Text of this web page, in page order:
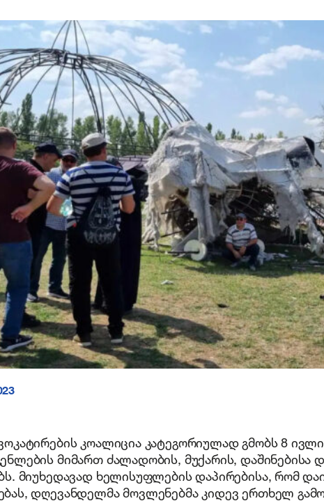
კოალიცია კატეგორიულად გმობს 8
მიმართ ძალადობის, მუქარის, დაშინებისა
მიუხედავად ხელისუფლების დაპირებისა, რომ
დღევანდელმა მოვლენებმა კიდევ ერთხელ